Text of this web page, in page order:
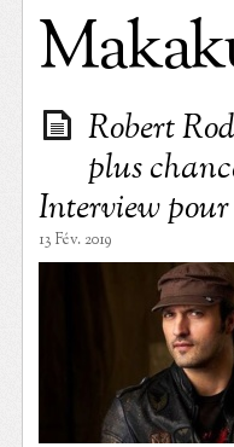
Robert
plus
Interview
13 Fév. 2019